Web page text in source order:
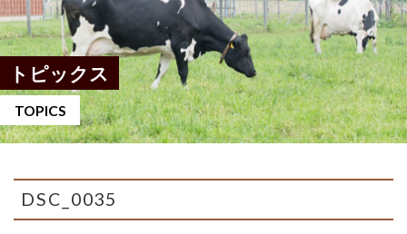
トピックス
TOPICS
DSC_0035